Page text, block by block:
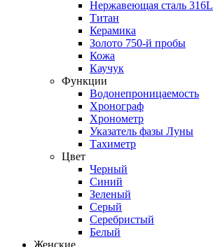
Нержавеющая сталь 316L
Титан
Керамика
Золото 750-й пробы
Кожа
Каучук
Функции
Водонепроницаемость
Хронограф
Хронометр
Указатель фазы Луны
Тахиметр
Цвет
Черный
Синий
Зеленый
Серый
Серебристый
Белый
Женские